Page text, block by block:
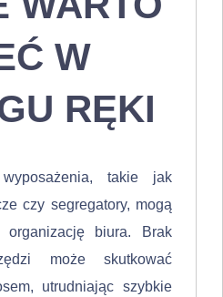
W
RĘKI
takie jak
czy segregatory, mogą
organizację biura. Brak
może skutkować
utrudniając szybkie